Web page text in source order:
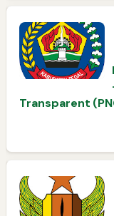
Transparent